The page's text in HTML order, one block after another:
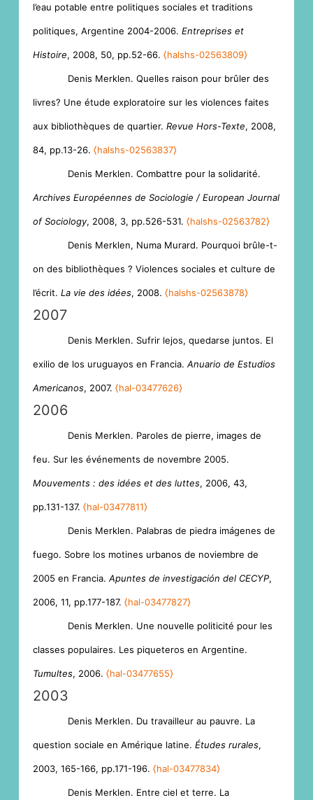
l’eau potable entre politiques sociales et traditions
politiques, Argentine 2004-2006. Entreprises et
Histoire, 2008, 50, pp.52-66. ⟨halshs-02563809⟩
Denis Merklen. Quelles raison pour brûler des
livres? Une étude exploratoire sur les violences faites
aux bibliothèques de quartier. Revue Hors-Texte, 2008,
84, pp.13-26. ⟨halshs-02563837⟩
Denis Merklen. Combattre pour la solidarité.
Archives Européennes de Sociologie / European Journal
of Sociology, 2008, 3, pp.526-531. ⟨halshs-02563782⟩
Denis Merklen, Numa Murard. Pourquoi brûle-t-
on des bibliothèques ? Violences sociales et culture de
l’écrit. La vie des idées, 2008. ⟨halshs-02563878⟩
2007
Denis Merklen. Sufrir lejos, quedarse juntos. El
exilio de los uruguayos en Francia. Anuario de Estudios
Americanos, 2007. ⟨hal-03477626⟩
2006
Denis Merklen. Paroles de pierre, images de
feu. Sur les événements de novembre 2005.
Mouvements : des idées et des luttes, 2006, 43,
pp.131-137. ⟨hal-03477811⟩
Denis Merklen. Palabras de piedra imágenes de
fuego. Sobre los motines urbanos de noviembre de
2005 en Francia. Apuntes de investigación del CECYP,
2006, 11, pp.177-187. ⟨hal-03477827⟩
Denis Merklen. Une nouvelle politicité pour les
classes populaires. Les piqueteros en Argentine.
Tumultes, 2006. ⟨hal-03477655⟩
2003
Denis Merklen. Du travailleur au pauvre. La
question sociale en Amérique latine. Études rurales,
2003, 165-166, pp.171-196. ⟨hal-03477834⟩
Denis Merklen. Entre ciel et terre. La